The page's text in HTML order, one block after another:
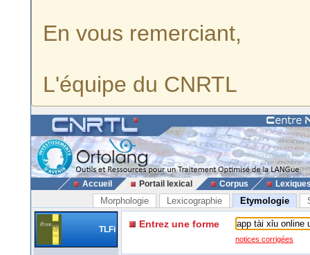
En vous remerciant,
L'équipe du CNRTL
Accueil Portail lexical Corpus
Morphologie Lexicographie Etymologie
TLFi Entrez une forme
notices corrigées